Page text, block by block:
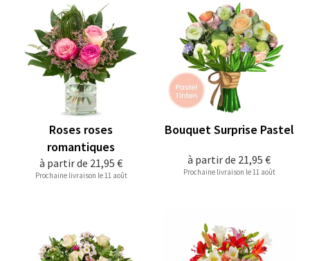
à partir de 21,95 €
Roses roses
romantiques
Prochaine livraison le 11 août
à partir de 21,95 €
Bouquet Surprise Pastel
Prochaine livraison le 11 août